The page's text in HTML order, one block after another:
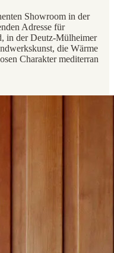
Showroom in der
Adresse für
in der Deutz-Mülheimer
die Wärme
Charakter mediterran